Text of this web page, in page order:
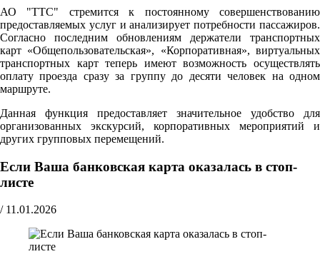
АО "ТТС" стремится к постоянному совершенствованию
предоставляемых услуг и анализирует потребности пассажиров.
Согласно последним обновлениям держатели транспортных
карт «Общепользовательская», «Корпоративная», виртуальных
транспортных карт теперь имеют возможность осуществлять
оплату проезда сразу за группу до десяти человек на одном
маршруте.
Данная функция предоставляет значительное удобство для
организованных экскурсий, корпоративных мероприятий и
других групповых перемещений.
Если Ваша банковская карта оказалась в стоп-
листе
/ 11.01.2026